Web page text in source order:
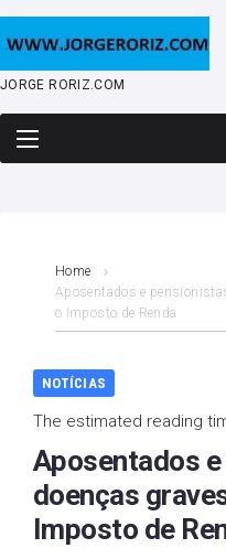
content
JORGE RORIZ.COM
Home
Aposentados e
o Imposto de Renda
NOTÍCIAS
The estimated reading
Aposentados
doenças
Imposto de